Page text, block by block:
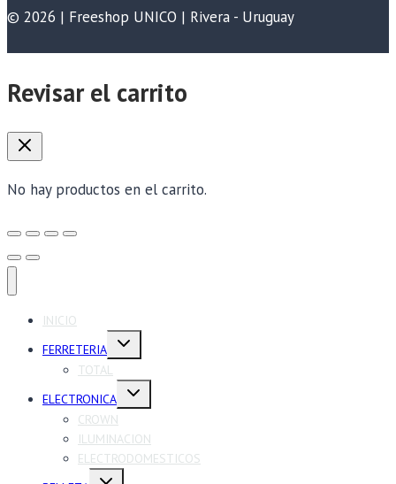
© 2026 | Freeshop UNICO | Rivera - Uruguay
Revisar el carrito
No hay productos en el carrito.
INICIO
FERRETERIA
Alternar
TOTAL
ELECTRONICA
Alternar
CROWN
ILUMINACION
ELECTRODOMESTICOS
Alternar